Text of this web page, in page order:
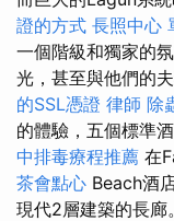
證的方式 長照中心
一個階級和獨家的
光，甚至與他們的
的SSL憑證 律師 除
的體驗，五個標準
中排毒療程推薦 在
茶會點心 Beach酒
現代2層建築的長廊